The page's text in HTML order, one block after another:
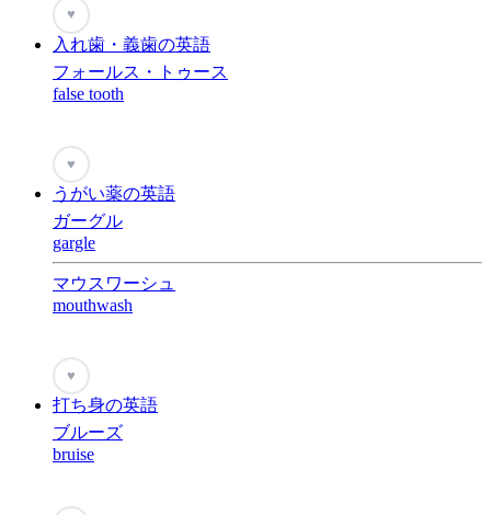
♥
入れ歯・義歯の英語
フォールス・トゥース
false tooth
♥
うがい薬の英語
ガーグル
gargle
マウスワーシュ
mouthwash
♥
打ち身の英語
ブルーズ
bruise